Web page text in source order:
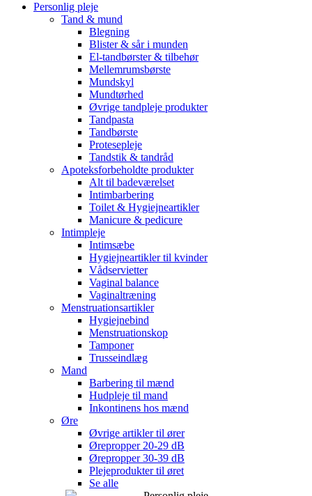
Personlig pleje
Tand & mund
Blegning
Blister & sår i munden
El-tandbørster & tilbehør
Mellemrumsbørste
Mundskyl
Mundtørhed
Øvrige tandpleje produkter
Tandpasta
Tandbørste
Protesepleje
Tandstik & tandråd
Apoteksforbeholdte produkter
Alt til badeværelset
Intimbarbering
Toilet & Hygiejneartikler
Manicure & pedicure
Intimpleje
Intimsæbe
Hygiejneartikler til kvinder
Vådservietter
Vaginal balance
Vaginaltræning
Menstruationsartikler
Hygiejnebind
Menstruationskop
Tamponer
Trusseindlæg
Mand
Barbering til mænd
Hudpleje til mand
Inkontinens hos mænd
Øre
Øvrige artikler til ører
Ørepropper 20-29 dB
Ørepropper 30-39 dB
Plejeprodukter til øret
Se alle